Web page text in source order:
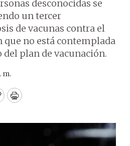
desconocidas se
un tercer
de vacunas contra el
que no está contemplada
del plan de vacunación.
m.
Print